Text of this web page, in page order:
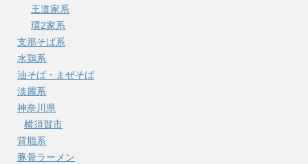
王道家系
環2家系
支那そば系
水鶏系
油そば・まぜそば
淡麗系
神奈川県
横須賀市
背脂系
豚骨ラーメン